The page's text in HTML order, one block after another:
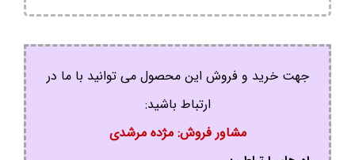
جهت خرید و فروش این محصول می توانید با ما در
ارتباط باشید:
مشاور فروش: مژده مرشدی